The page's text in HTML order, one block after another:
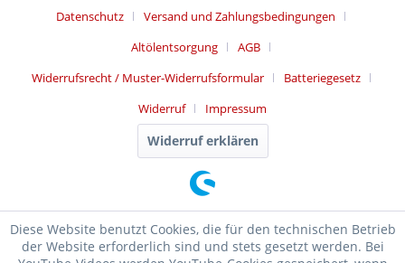
Datenschutz
Versand und Zahlungsbedingungen
Altölentsorgung
AGB
Widerrufsrecht / Muster-Widerrufsformular
Batteriegesetz
Widerruf
Impressum
Widerruf erklären
Diese Website benutzt Cookies, die für den technischen Betrieb
der Website erforderlich sind und stets gesetzt werden. Bei